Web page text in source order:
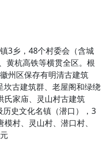
3乡，48个村委会（含城
黄杭高铁等横贯全区。根
州区保存有明清古建筑
古建筑群、老屋阁和绿绕
氏家庙、灵山村古建筑
史文化名镇（潜口），3
村、灵山村、潜口村、